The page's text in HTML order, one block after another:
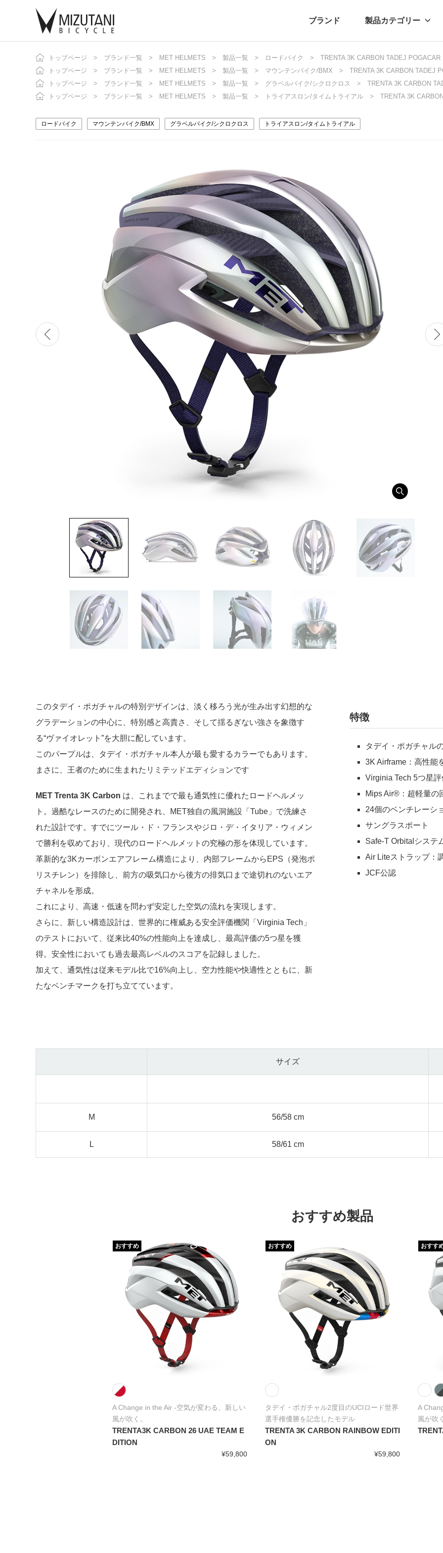
ブランド 製品カテゴリー
自転車 自転車パーツ アクセサリー アパ
ニュース プレスリリース ブログ ムー
トップページ ブランド一覧 MET HELMETS 製品一覧 ロードバイク
TRENTA 3K CARBON TADEJ
トップページ
ブランド一覧 MET HELMETS 製品一覧 マウンテンバイク/BMX
TRENTA 3K CARBON TADEJ
トップページ
ブランド一覧 MET HELMETS 製品一覧 グラベルバイク/シクロクロス
TRENTA 3K CARBON
トップページ
ブランド一覧 MET HELMETS 製品一覧 トライアスロン/タイムトライアル TRENTA 3K
ロードバイク マウンテンバイク/BMX グラベルバイク/シクロクロス トライアスロン/タイムトライアル
このタデイ・ポガチャルの特別デザインは、淡く移ろう光が生み出す幻想的な
グラデーションの中心に、特別感と高貴さ、そして揺るぎない強さを象徴す
る“ヴァイオレット ”を大胆に配しています。
このパープルは、タデイ・ポガチャル本人が最も愛するカラーでもあります。
まさに、王者のために生まれたリミテッドエディションです
MET Trenta 3K Carbon は、これまでで最も通気性に優れたロードヘルメッ
ト。過酷なレースのために開発され、MET独自の風洞施設「Tube」で洗練さ
れた設計です。すでにツール・ド・フランスやジロ・デ・イタリア・ウィメン
で勝利を収めており、現代のロードヘルメットの究極の形を体現しています。
革新的な3Kカーボンエアフレーム構造により、内部フレームからEPS（発泡ポ
リスチレン）を排除し、前方の吸気口から後方の排気口まで途切れのないエア
チャネルを形成。
これにより、高速・低速を問わず安定した空気の流れを実現します。
さらに、新しい構造設計は、世界的に権威ある安全評価機関「Virginia Tech」
のテストにおいて、従来比40%の性能向上を達成し、最高評価の5つ星を獲
得。安全性においても過去最高レベルのスコアを記録しました。
加えて、通気性は従来モデル比で16%向上し、空力性能や快適性とともに、新
たなベンチマークを打ち立てています。
特徴
タデイ・ポガチャル
3K Airframe：高性能
Virginia Tech 5つ星
Mips Air®：超軽量の
24個のベンチレーシ
サングラスポート
Safe-T Orbitalシステ
Air Liteストラップ：
JCF公認
サイズ
M 56/58 cm
L 58/61 cm
おすすめ製品
A Change in the Air -空気が変わる、新しい
風が吹く。
TRENTA3K CARBON 26 UAE TEAM E
DITION
¥59,800
おすすめ
タデイ・ポガチャル2度目のUCIロード世界
選手権優勝を記念したモデル
TRENTA 3K CARBON RAINBOW EDITI
ON
¥59,800
おすすめ
A
風が吹
おすす